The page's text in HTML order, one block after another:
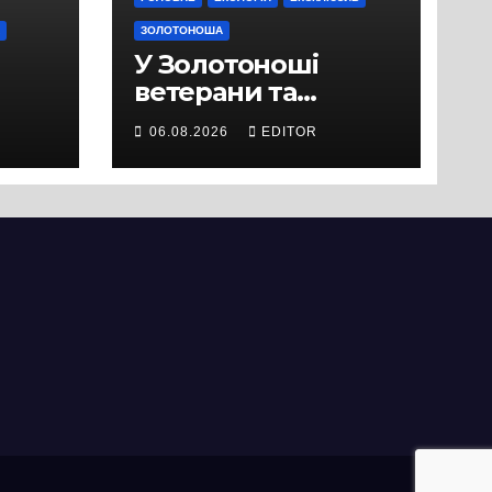
ЗОЛОТОНОША
У Золотоноші
ветерани та
місцеві жителі
вийшли на
протест до стін
06.08.2026 EDITOR